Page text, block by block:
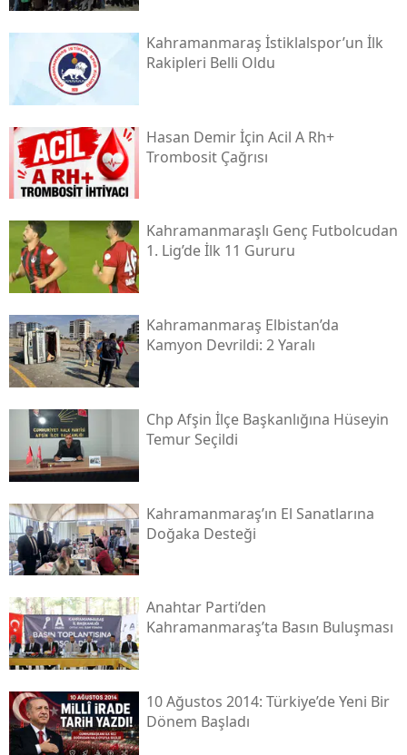
Kahramanmaraş İstiklalspor’un İlk
Rakipleri Belli Oldu
Hasan Demir İçin Acil A Rh+
Trombosit Çağrısı
Kahramanmaraşlı Genç Futbolcudan
1. Lig’de İlk 11 Gururu
Kahramanmaraş Elbistan’da
Kamyon Devrildi: 2 Yaralı
Chp Afşin İlçe Başkanlığına Hüseyin
Temur Seçildi
Kahramanmaraş’ın El Sanatlarına
Doğaka Desteği
Anahtar Parti’den
Kahramanmaraş’ta Basın Buluşması
10 Ağustos 2014: Türkiye’de Yeni Bir
Dönem Başladı